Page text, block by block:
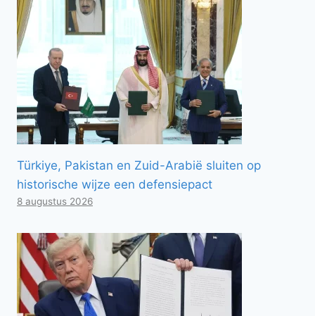
Türkiye, Pakistan en Zuid-Arabië sluiten op
historische wijze een defensiepact
8 augustus 2026